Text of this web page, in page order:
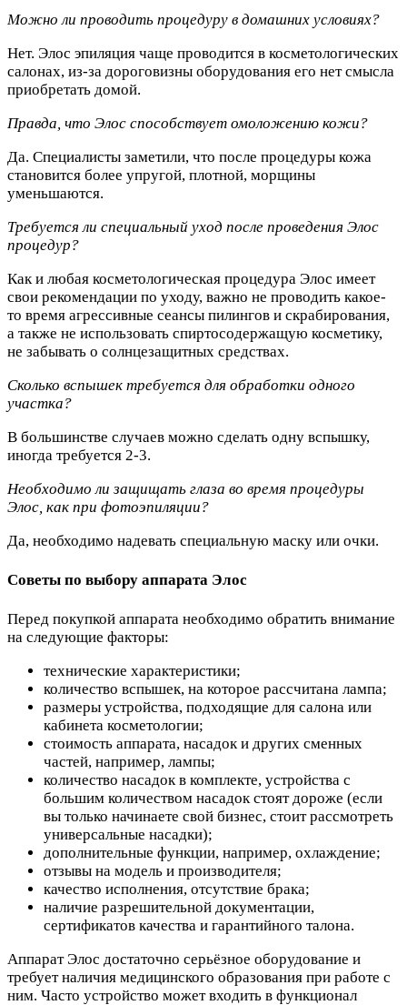
Можно ли проводить процедуру в домашних условиях?
Нет. Элос эпиляция чаще проводится в косметологических
салонах, из-за дороговизны оборудования его нет смысла
приобретать домой.
Правда, что Элос способствует омоложению кожи?
Да. Специалисты заметили, что после процедуры кожа
становится более упругой, плотной, морщины
уменьшаются.
Требуется ли специальный уход после проведения Элос
процедур?
Как и любая косметологическая процедура Элос имеет
свои рекомендации по уходу, важно не проводить какое-
то время агрессивные сеансы пилингов и скрабирования,
а также не использовать спиртосодержащую косметику,
не забывать о солнцезащитных средствах.
Сколько вспышек требуется для обработки одного
участка?
В большинстве случаев можно сделать одну вспышку,
иногда требуется 2-3.
Необходимо ли защищать глаза во время процедуры
Элос, как при фотоэпиляции?
Да, необходимо надевать специальную маску или очки.
Советы по выбору аппарата Элос
Перед покупкой аппарата необходимо обратить внимание
на следующие факторы:
технические характеристики;
количество вспышек, на которое рассчитана лампа;
размеры устройства, подходящие для салона или
кабинета косметологии;
стоимость аппарата, насадок и других сменных
частей, например, лампы;
количество насадок в комплекте, устройства с
большим количеством насадок стоят дороже (если
вы только начинаете свой бизнес, стоит рассмотреть
универсальные насадки);
дополнительные функции, например, охлаждение;
отзывы на модель и производителя;
качество исполнения, отсутствие брака;
наличие разрешительной документации,
сертификатов качества и гарантийного талона.
Аппарат Элос достаточно серьёзное оборудование и
требует наличия медицинского образования при работе с
ним. Часто устройство может входить в функционал